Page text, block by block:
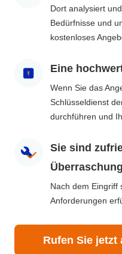
Dort analysiert
Bedürfnisse und
kostenloses
Eine
Wenn Sie das
Schlüsseldienst
durchführen und
Sie sind
Überraschung
Nach dem Eingriff
Anforderungen
Rufen Sie jetzt